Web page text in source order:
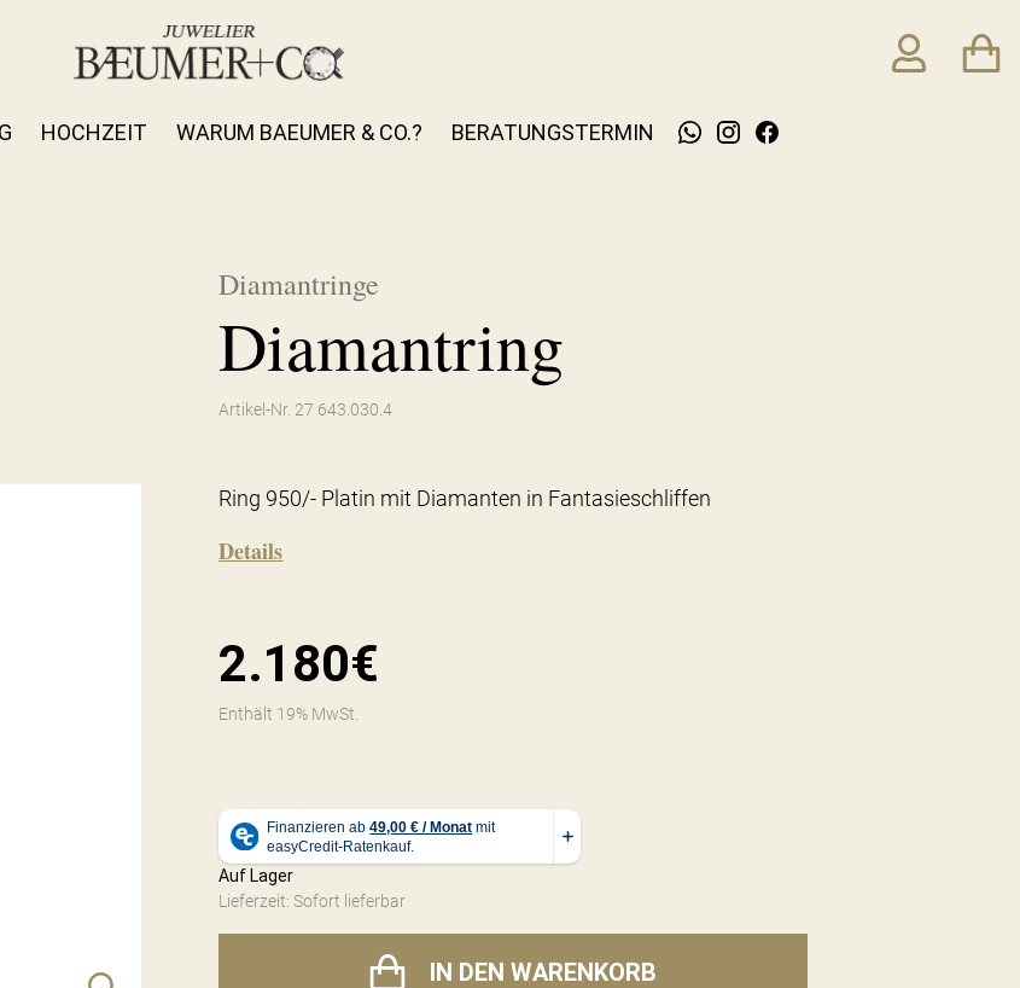
HOCHZEIT WARUM BAEUMER & CO.? BERATUNGSTERMIN
Diamantringe
Diamantring
Artikel-Nr. 27 643.030.4
Ring 950/- Platin mit Diamanten in Fantasieschliffen
Details
2.180€
Enthält 19% MwSt.
Auf Lager
Lieferzeit: Sofort lieferbar
IN DEN WARENKORB